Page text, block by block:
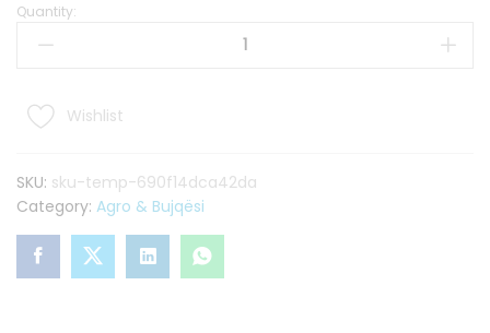
SET
çelësash
Quantity:
Wishlist
SKU: sku-temp-690f14dca42da
Category: Agro & Bujqësi